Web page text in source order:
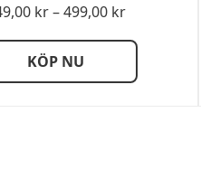
kr–499,00 krPrisintervall:
till
KÖP NU